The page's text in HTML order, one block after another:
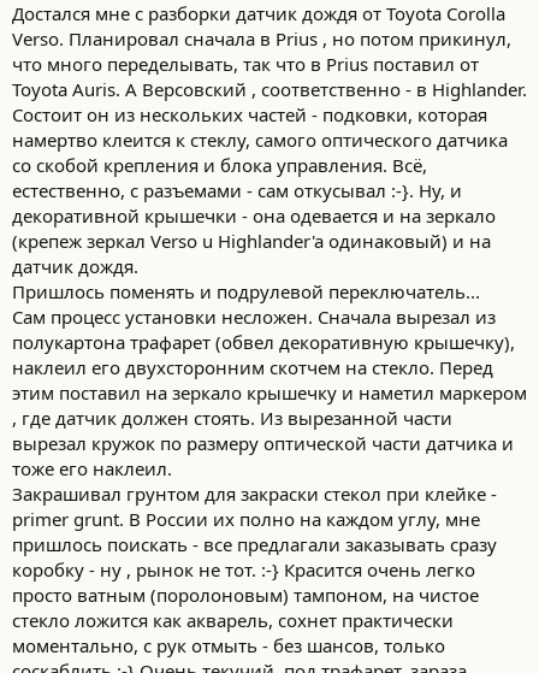
Достался мне с разборки датчик дождя от Toyota Corolla
Verso. Планировал сначала в Prius , но потом прикинул,
что много переделывать, так что в Prius поставил от
Toyota Auris. А Версовский , соответственно - в Highlander.
Состоит он из нескольких частей - подковки, которая
намертво клеится к стеклу, самого оптического датчика
сo скобой крепления и блока управления. Всё,
естественно, с разъемами - сам откусывал :-}. Ну, и
декоративной крышечки - она одевается и на зеркало
(крепеж зеркал Verso u Highlander'a одинаковый) и на
датчик дождя.
Пришлось поменять и подрулевой переключатель...
Сам процесс установки несложен. Сначала вырезал из
полукартона трафарет (обвел декоративную крышечку),
наклеил его двухсторонним скотчем на стекло. Перед
этим поставил на зеркало крышечку и наметил маркером
, где датчик должен стоять. Из вырезанной части
вырезал кружок по размеру оптической части датчика и
тоже его наклеил.
Закрашивал грунтом для закраски стекол при клейке -
primer grunt. В России их полно на каждом углу, мне
пришлось поискать - все предлагали заказывать сразу
коробку - ну , рынок не тот. :-} Красится очень легко
просто ватным (поролоновым) тампоном, на чистое
стекло ложится как акварель, сохнет практически
моментально, с рук отмыть - без шансов, только